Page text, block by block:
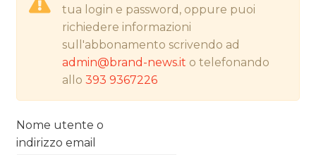
NORMATIVE
CASE HISTORY
tua login e password, oppure puoi
richiedere informazioni
sull'abbonamento scrivendo ad
admin@brand-news.it o telefonando
allo393 9367226
Nome utente o
indirizzo email